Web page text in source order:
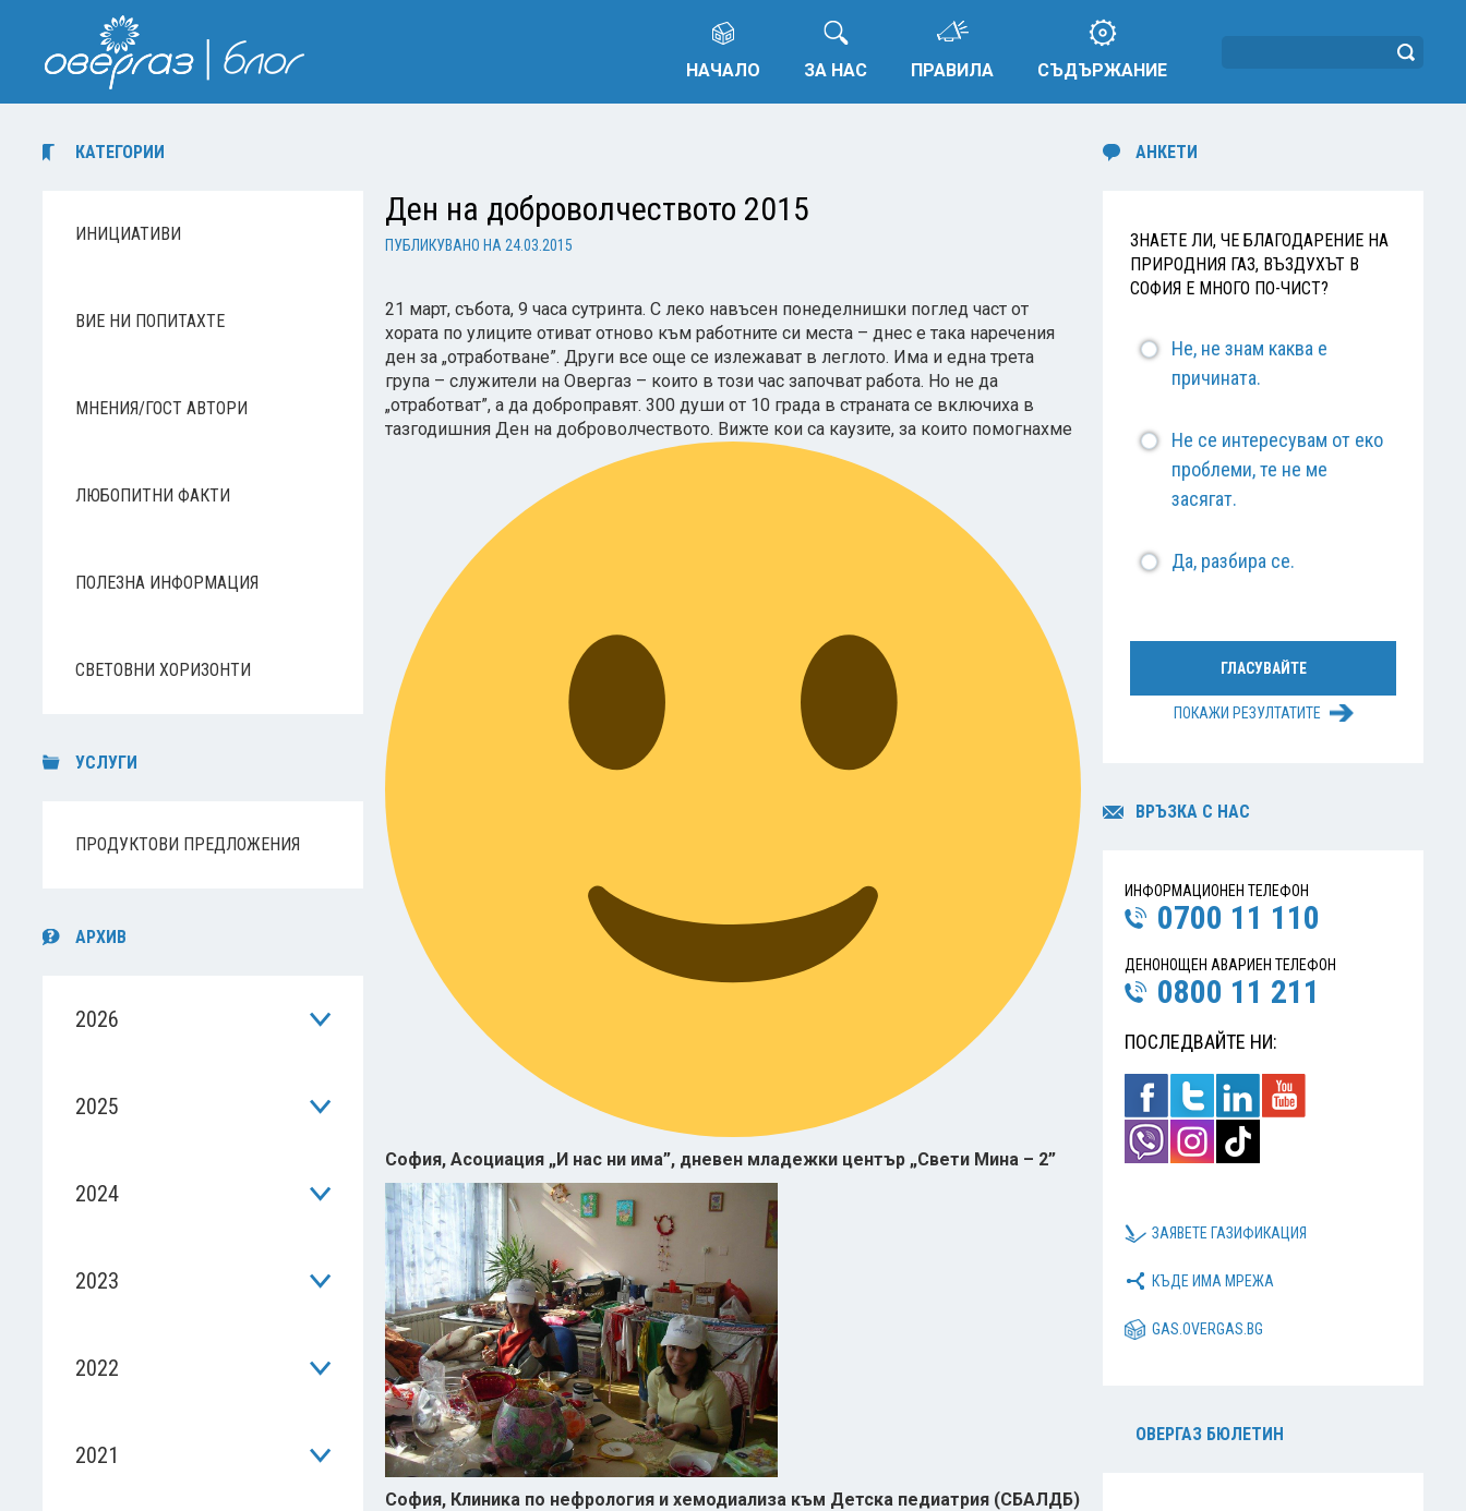
НАЧАЛО ЗА НАС ПРАВИЛА СЪДЪРЖАНИЕ
КАТЕГОРИИ
ИНИЦИАТИВИ
ВИЕ НИ ПОПИТАХТЕ
МНЕНИЯ/ГОСТ АВТОРИ
ЛЮБОПИТНИ ФАКТИ
ПОЛЕЗНА ИНФОРМАЦИЯ
СВЕТОВНИ ХОРИЗОНТИ
УСЛУГИ
ПРОДУКТОВИ ПРЕДЛОЖЕНИЯ
АРХИВ
2026
2025
2024
2023
2022
2021
Ден на доброволчеството 2015
ПУБЛИКУВАНО НА 24.03.2015
21 март, събота, 9 часа сутринта. С леко навъсен понеделнишки поглед част от
хората по улиците отиват отново към работните си места – днес е така наречения
ден за „отработване”. Други все още се излежават в леглото. Има и една трета
група – служители на Овергаз – които в този час започват работа. Но не да
„отработват”, а да доброправят. 300 души от 10 града в страната се включиха в
тазгодишния Ден на доброволчеството. Вижте кои са каузите, за които помогнахме
София, Асоциация „И нас ни има”, дневен младежки център „Свети Мина – 2”
София, Клиника по нефрология и хемодиализа към Детска педиатрия (СБАЛДБ)
АНКЕТИ
ЗНАЕТЕ ЛИ, ЧЕ БЛАГОДАРЕНИЕ НА
ПРИРОДНИЯ ГАЗ, ВЪЗДУХЪТ В
СОФИЯ Е МНОГО ПО-ЧИСТ?
Не, не знам каква е
причината.
Не се интересувам от еко
проблеми, те не ме
засягат.
Да, разбира се.
ПОКАЖИ РЕЗУЛТАТИТЕ
ВРЪЗКА С НАС
ИНФОРМАЦИОНЕН ТЕЛЕФОН
0700 11 110
ДЕНОНОЩЕН АВАРИЕН ТЕЛЕФОН
0800 11 211
ПОСЛЕДВАЙТЕ НИ:
ЗАЯВЕТЕ ГАЗИФИКАЦИЯ
КЪДЕ ИМА МРЕЖА
GAS.OVERGAS.BG
ОВЕРГАЗ БЮЛЕТИН